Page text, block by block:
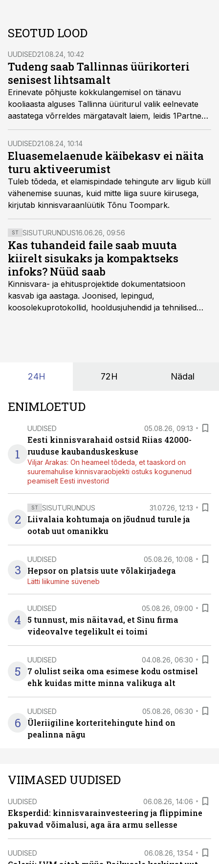
SEOTUD LOOD
UUDISED21.08.24, 10:42
Tudeng saab Tallinnas üürikorteri
senisest lihtsamalt
Erinevate põhjuste kokkulangemisel on tänavu
kooliaasta alguses Tallinna üüriturul valik eelnevate
aastatega võrreldes märgatavalt laiem, leidis 1Partner
Kinnisvara maakler-konsultant Helen Šank.
UUDISED21.08.24, 10:14
Eluasemelaenude käibekasv ei näita
turu aktiveerumist
Tuleb tõdeda, et elamispindade tehingute arv liigub küll
vähenemise suunas, kuid mitte liiga suure kiirusega,
kirjutab kinnisvaraanlüütik Tõnu Toompark.
ST SISUTURUNDUS16.06.26, 09:56
Kas tuhandeid faile saab muuta
kiirelt sisukaks ja kompaktseks
infoks? Nüüd saab
Kinnisvara- ja ehitusprojektide dokumentatsioon
kasvab iga aastaga. Joonised, lepingud,
koosolekuprotokollid, hooldusjuhendid ja tehnilised
24H 72H Nädal
ENIMLOETUD
1
UUDISED 05.08.26, 09:13
Eesti kinnisvarahaid ostsid Riias 42000-
ruuduse kaubanduskeskuse
Viljar Arakas: On heameel tõdeda, et taaskord on
suuremahulise kinnisvaraobjekti ostuks kogunenud
peamiselt Eesti investorid
2
ST SISUTURUNDUS 31.07.26, 12:13
Liivalaia kohtumaja on jõudnud turule ja
ootab uut omanikku
3
UUDISED 05.08.26, 10:08
Hepsor on platsis uute võlakirjadega
Lätti liikumine süveneb
4
UUDISED 05.08.26, 09:00
5 tunnust, mis näitavad, et Sinu firma
videovalve tegelikult ei toimi
5
UUDISED 04.08.26, 06:30
7 olulist seika oma esimese kodu ostmisel
ehk kuidas mitte minna valikuga alt
6
UUDISED 05.08.26, 06:30
Üleriigiline korteritehingute hind on
pealinna nägu
VIIMASED UUDISED
UUDISED 06.08.26, 14:06
Eksperdid: kinnisvarainvesteering ja flippimine
pakuvad võimalusi, aga ära armu sellesse
UUDISED 06.08.26, 13:54